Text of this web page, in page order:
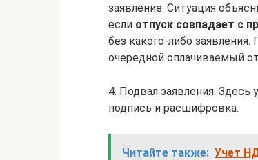
заявление. Ситуация
если отпуск совпадает с
без какого-либо
очередной оплачиваемый
4. Подвал заявления. Здесь
подпись и расшифровка.
Читайте также: Учет